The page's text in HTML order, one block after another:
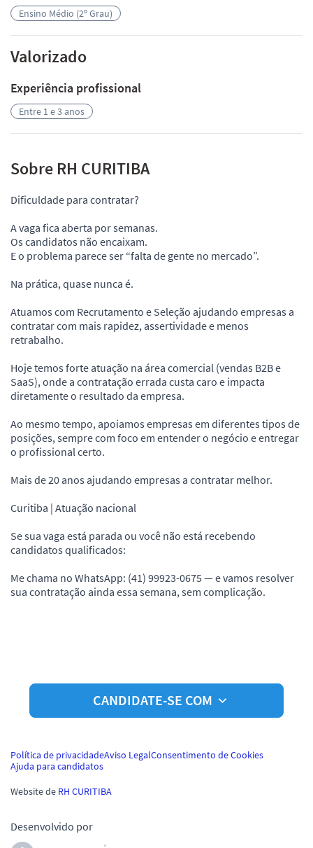
Ensino Médio (2º Grau)
Valorizado
Experiência profissional
Entre 1 e 3 anos
Sobre RH CURITIBA
Dificuldade para contratar?
A vaga fica aberta por semanas.
Os candidatos não encaixam.
E o problema parece ser “falta de gente no mercado”.
Na prática, quase nunca é.
Atuamos com Recrutamento e Seleção ajudando empresas a
contratar com mais rapidez, assertividade e menos
retrabalho.
Hoje temos forte atuação na área comercial (vendas B2B e
SaaS), onde a contratação errada custa caro e impacta
diretamente o resultado da empresa.
Ao mesmo tempo, apoiamos empresas em diferentes tipos de
posições, sempre com foco em entender o negócio e entregar
o profissional certo.
Mais de 20 anos ajudando empresas a contratar melhor.
Curitiba | Atuação nacional
Se sua vaga está parada ou você não está recebendo
candidatos qualificados:
Me chama no WhatsApp: (41) 99923-0675 — e vamos resolver
sua contratação ainda essa semana, sem complicação.
CANDIDATE-SE COM
Política de privacidadeAviso LegalConsentimento de Cookies
Ajuda para candidatos
Website de RH CURITIBA
Desenvolvido por